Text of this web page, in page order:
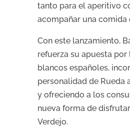
tanto para el aperitivo
acompañar una comida
Con este lanzamiento,
refuerza su apuesta por
blancos españoles,
personalidad de Rueda
y ofreciendo a los
nueva forma de
Verdejo.